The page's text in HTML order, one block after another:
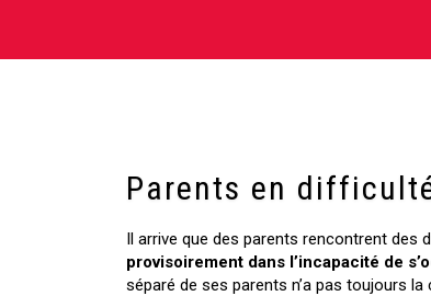
Parents en
Il arrive que des parents rencontrent des
provisoirement dans l’incapacité de
séparé de ses parents n’a pas toujours